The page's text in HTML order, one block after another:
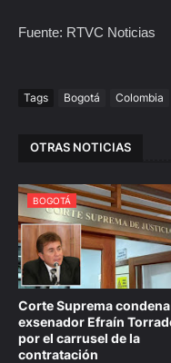
Fuente: RTVC Noticias
Tags Bogotá Colombia
OTRAS NOTICIAS
BOGOTÁ
Corte Suprema
exsenador Efraín
por el carrusel de la
contratación